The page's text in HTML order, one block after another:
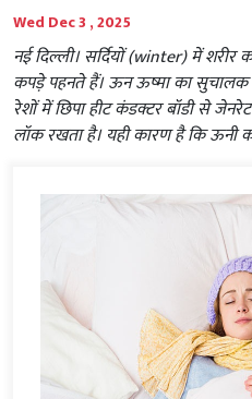
Wed Dec 3 , 2025
नई दिल्ली। सर्दियों (winter) में
कपड़े पहनते हैं। ऊन ऊष्मा का
रेशों में छिपा हीट कंडक्टर बॉडी से
लॉक रखता है। यही कारण है कि ऊनी